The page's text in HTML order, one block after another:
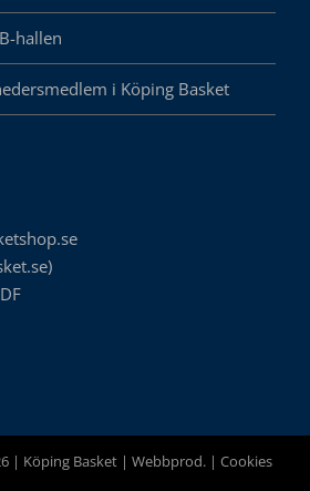
hallen
i Köping Basket
| Köping Basket | Webbprod. | Cookies